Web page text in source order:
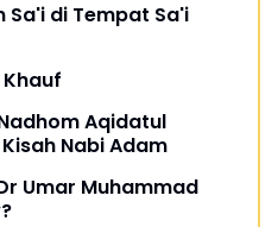
Sa'i di Tempat Sa'i
Aqidatul
Nabi Adam
Umar Muhammad